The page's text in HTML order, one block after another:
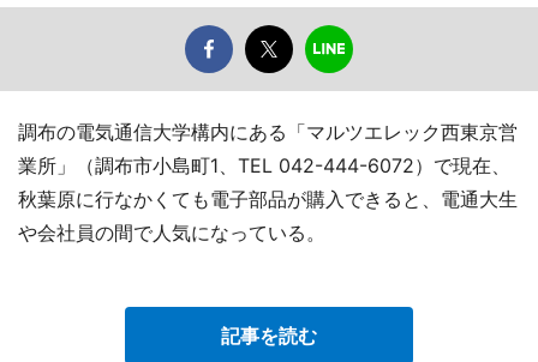
調布の電気通信大学構内にある「マルツエレック西東京営
業所」（調布市小島町1、TEL 042-444-6072）で現在、
秋葉原に行なかくても電子部品が購入できると、電通大生
や会社員の間で人気になっている。
記事を読む